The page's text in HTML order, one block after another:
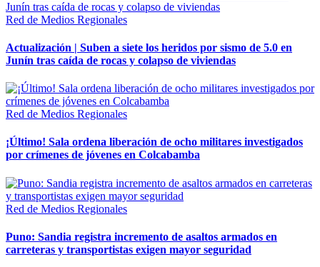
Red de Medios Regionales
Actualización | Suben a siete los heridos por sismo de 5.0 en
Junín tras caída de rocas y colapso de viviendas
Red de Medios Regionales
¡Último! Sala ordena liberación de ocho militares investigados
por crímenes de jóvenes en Colcabamba
Red de Medios Regionales
Puno: Sandia registra incremento de asaltos armados en
carreteras y transportistas exigen mayor seguridad